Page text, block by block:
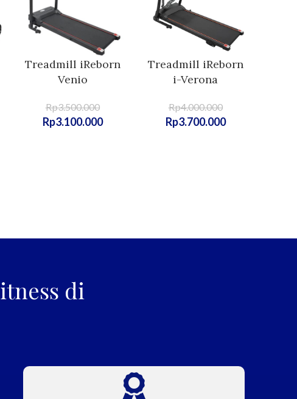
Treadmill iReborn
Venio
Rp3.500.000
Rp3.100.000
Treadmill iReborn
i-Verona
Rp4.000.000
Rp3.700.000
di